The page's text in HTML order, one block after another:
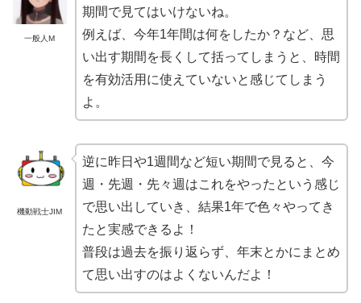
一般人M
期間で見てはいけないね。
例えば、今年1年間は何をしたか？など、思
い出す期間を長くして括ってしまうと、時間
を有効活用に使えていないと感じてしまう
よ。
機動戦士JIM
逆に昨日や1週間など短い期間で見ると、今
週・先週・先々週はこれをやったという感じ
で思い出していき、結果1年で色々やってき
たと実感できるよ！
普段は過去を振り返らず、年末とかにまとめ
て思い出すのはよくないんだよ！